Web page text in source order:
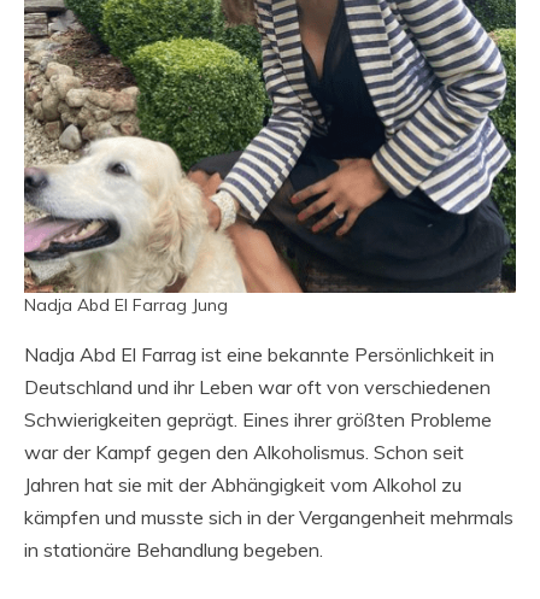
Nadja Abd El Farrag Jung
Nadja Abd El Farrag ist eine bekannte Persönlichkeit in
Deutschland und ihr Leben war oft von verschiedenen
Schwierigkeiten geprägt. Eines ihrer größten Probleme
war der Kampf gegen den Alkoholismus. Schon seit
Jahren hat sie mit der Abhängigkeit vom Alkohol zu
kämpfen und musste sich in der Vergangenheit mehrmals
in stationäre Behandlung begeben.